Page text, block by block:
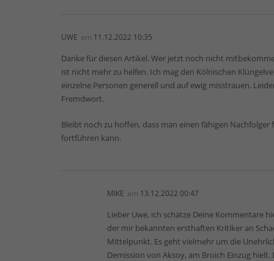
UWE am 11.12.2022 10:35
Danke für diesen Artikel. Wer jetzt noch nicht
ist nicht mehr zu helfen. Ich mag den Kölnischen
einzelne Personen generell und auf ewig misstrauen.
Fremdwort.
Bleibt noch zu hoffen, dass man einen fähigen
fortführen kann.
MIKE am 13.12.2022 00:47
Lieber Uwe, ich schätze Deine Kommentare
der mir bekannten ersthaften Kritiker an
Mittelpunkt. Es geht vielmehr um die
Demission von Aksoy, am Broich Einzug